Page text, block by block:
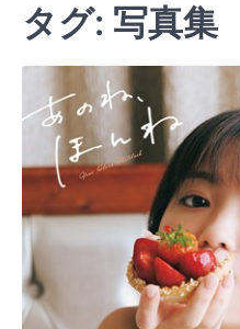
タグ: 写真集